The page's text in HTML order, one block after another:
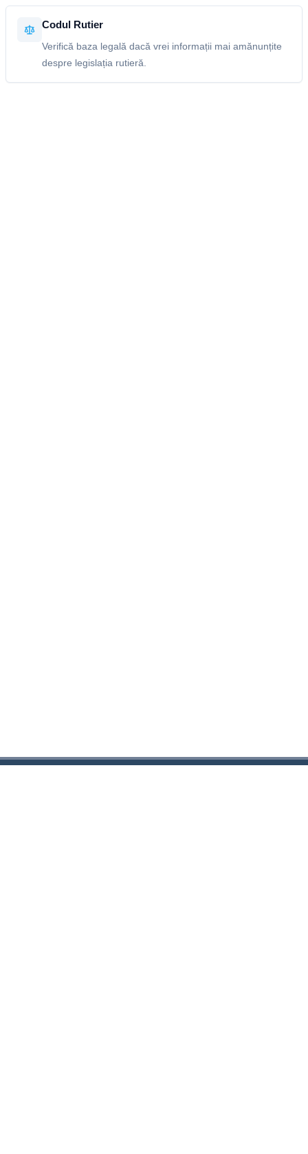
Codul Rutier
Verifică baza legală dacă vrei informații mai amănunțite
despre legislația rutieră.